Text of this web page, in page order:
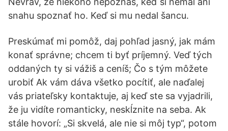
snahu spoznať ho. Keď si mu nedal šancu.
Preskúmať mi pomôž, daj pohľad jasný, jak mám
konať správne; chcem ti byť príjemný. Veď tých
oddaných ty si vážiš a ceníš; Čo s tým môžete
urobiť Ak vám dáva všetko pocítiť, ale naďalej
vás priateľsky kontaktuje, aj keď ste sa vyjadrili,
že ju vidíte romanticky, neskĺznite na seba. Ak
stále hovorí: „Si skvelá, ale nie si môj typ“, potom